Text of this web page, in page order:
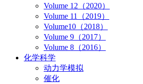
Volume 12（2020）
Volume 11（2019）
Volume10（2018）
Volume 9（2017）
Volume 8（2016）
化学科学
动力学模拟
催化